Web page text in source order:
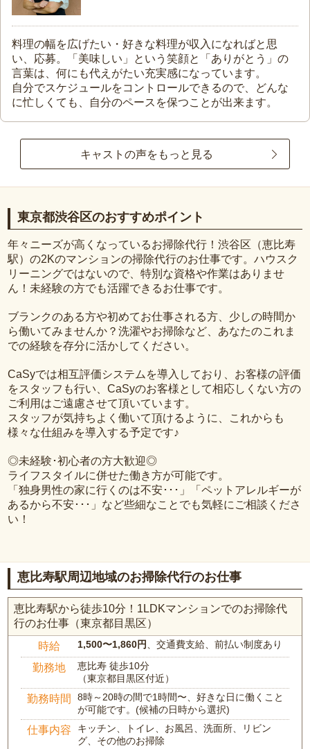
料理の幅を広げたい・好きな料理が収入になればと思
い、応募。「美味しい」という笑顔と「ありがとう」の
言葉は、何にも代えがたい充実感になっています。
自分でスケジュールをコントロールできるので、どんな
に忙しくても、自分のペースを保つことが出来ます。
キャストの声をもっと見る
東京都渋谷区のおすすめポイント
年々ニーズが高くなっているお掃除代行！渋谷区（恵比寿
駅）の2Kのマンションの掃除代行のお仕事です。ハウスク
リーニングではないので、特別な資格や作業はありませ
ん！未経験の方でも活躍できるお仕事です。
ブランクのある方や初めてお仕事される方、少しの時間か
ら働いてみませんか？洗濯やお掃除など、あなたのこれま
での経験を存分に活かしてください。
CaSyでは相互評価システムを導入しており、お客様の評価
をスタッフも行い、CaSyのお客様として相応しくない方の
ご利用はご遠慮させて頂いています。
スタッフが気持ちよく働いて頂けるように、これからも
様々な仕組みを導入する予定です♪
◎未経験･初心者の方大歓迎◎
ライフスタイルに併せた働き方が可能です。
「独身男性の家に行くのは不安･･･」「ペットアレルギーが
あるから不安･･･」など些細なことでも気軽にご相談くださ
い！
恵比寿駅周辺地域のお掃除代行のお仕事
恵比寿駅から徒歩10分！1LDKマンションでのお掃除代
行のお仕事（東京都目黒区）
時給 1,500〜1,860円、交通費支給、前払い制度あり
勤務地
恵比寿 徒歩10分
（東京都目黒区付近）
勤務時間
8時～20時の間で1時間〜、好きな日に働くこと
が可能です。(候補の日時から選択)
仕事内容
キッチン、トイレ、お風呂、洗面所、リビン
グ、その他のお掃除